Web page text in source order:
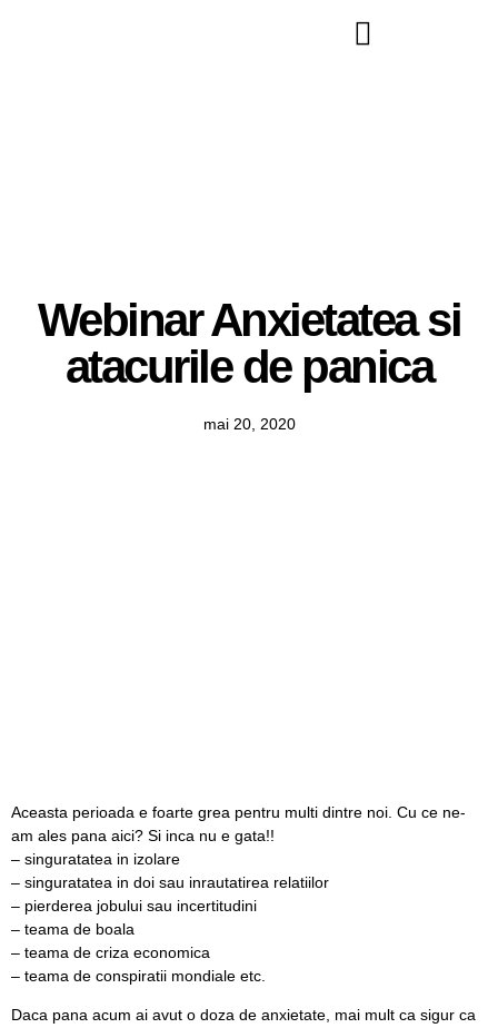
Webinar Anxietatea si
atacurile de panica
mai 20, 2020
Aceasta perioada e foarte grea pentru multi dintre noi. Cu ce ne-
am ales pana aici? Si inca nu e gata!!
– singuratatea in izolare
– singuratatea in doi sau inrautatirea relatiilor
– pierderea jobului sau incertitudini
– teama de boala
– teama de criza economica
– teama de conspiratii mondiale etc.
Daca pana acum ai avut o doza de anxietate, mai mult ca sigur ca